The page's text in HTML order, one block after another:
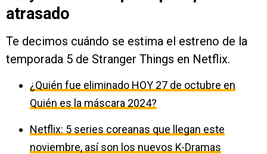
atrasado
Te decimos cuándo se estima el estreno de la
temporada 5 de Stranger Things en Netflix.
¿Quién fue eliminado HOY 27 de octubre en
Quién es la máscara 2024?
Netflix: 5 series coreanas que llegan este
noviembre, así son los nuevos K-Dramas